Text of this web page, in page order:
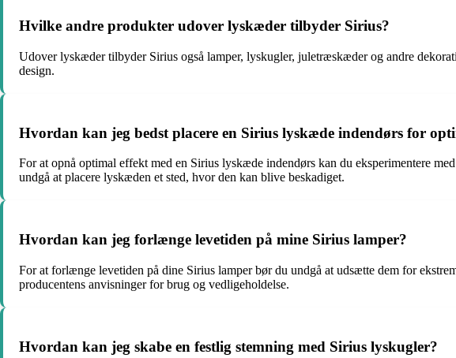
Hvilke andre produkter udover lyskæder tilbyder Sirius?
Udover lyskæder tilbyder Sirius også lamper, lyskugler, juletræskæder og andre
design.
Hvordan kan jeg bedst placere en Sirius lyskæde indendørs for
For at opnå optimal effekt med en Sirius lyskæde indendørs kan du eksperimentere
undgå at placere lyskæden et sted, hvor den kan blive beskadiget.
Hvordan kan jeg forlænge levetiden på mine Sirius lamper?
For at forlænge levetiden på dine Sirius lamper bør du undgå at udsætte dem for
producentens anvisninger for brug og vedligeholdelse.
Hvordan kan jeg skabe en festlig stemning med Sirius lyskugler?